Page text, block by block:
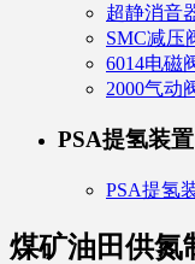
超静消音
SMC减压
6014电磁
2000气动
PSA提氢装置
PSA提氢
煤矿油田供氮